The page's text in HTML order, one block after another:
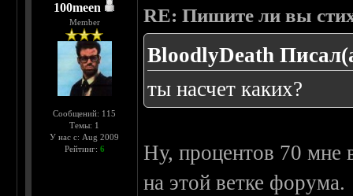
100meen
Member
Сообщений: 115
Темы: 1
У нас с: Aug 2009
Рейтинг: 6
RE: Пишите ли вы
BloodlyDeath
ты насчет каких?
Ну, процентов 70 мне
на этой ветке форума.